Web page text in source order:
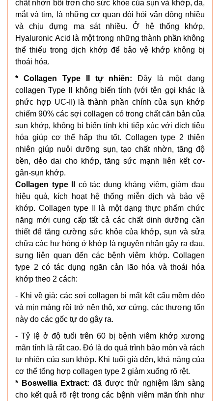
chất nhờn bôi trơn cho sức khỏe của sụn và khớp, da,
mắt và tim, là những cơ quan đòi hỏi vận động nhiều
và chịu đựng ma sát nhiều. Ở hệ thống khớp,
Hyaluronic Acid là một trong những thành phần không
thể thiếu trong dịch khớp để bảo vệ khớp không bị
thoái hóa.
* Collagen Type II tự nhiên: Đây là một dạng
collagen Type II không biến tính (với tên gọi khác là
phức hợp UC-II) là thành phần chính của sụn khớp
chiếm 90% các sợi collagen có trong chất căn bản của
sụn khớp, không bị biến tính khi tiếp xúc với dịch tiêu
hóa giúp cơ thể hấp thu tốt. Collagen type 2 thiên
nhiên giúp nuôi dưỡng sụn, tạo chất nhờn, tăng độ
bền, dẻo dai cho khớp, tăng sức mạnh liên kết cơ-
gân-sụn khớp.
Collagen type II
có tác dụng kháng viêm, giảm đau
hiệu quả, kích hoạt hệ thống miễn dịch và bảo vệ
khớp. Collagen type II là một dạng thực phẩm chức
năng mới cung cấp tất cả các chất dinh dưỡng cần
thiết để tăng cường sức khỏe của khớp, sụn và sửa
chữa các hư hỏng ở khớp là nguyên nhân gây ra đau,
sưng liên quan đến các bệnh viêm khớp. Collagen
type 2 có tác dụng ngăn cản lão hóa và thoái hóa
khớp theo 2 cách:
- Khi về già: các sợi collagen bị mất kết cấu mềm dẻo
và mịn màng rồi trở nên thô, xơ cứng, các thương tổn
này do các gốc tự do gây ra.
- Tỷ lệ ở độ tuổi trên 60 bị bệnh viêm khớp xương
mãn tính là rất cao. Đó là do quá trình bào mòn và rách
tự nhiên của sụn khớp. Khi tuổi già đến, khả năng của
cơ thể tổng hợp collagen type 2 giảm xuống rõ rệt.
* Boswellia Extract: đã được thử nghiệm lâm sàng
cho kết quả rõ rệt trong các bệnh viêm mãn tính như